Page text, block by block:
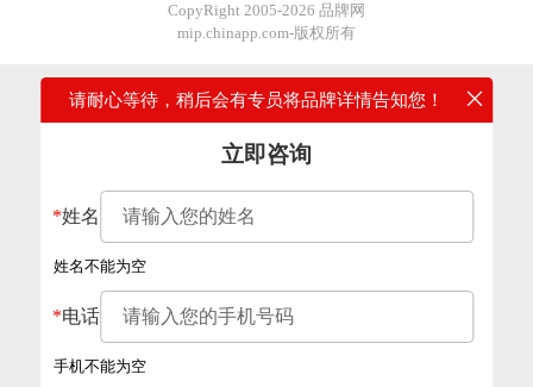
CopyRight 2005-2026 品牌网
mip.chinapp.com-版权所有
请耐心等待，稍后会有专员将品牌详情告知您！
立即咨询
*姓名
姓名不能为空
*电话
手机不能为空